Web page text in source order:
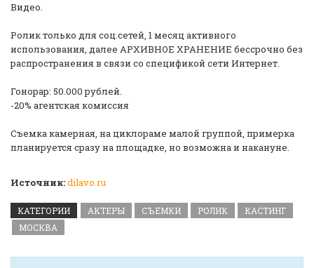
Видео.
Ролик только для соц.сетей, 1 месяц активного
использования, далее АРХИВНОЕ ХРАНЕНИЕ бессрочно без
распространения в связи со спецификой сети Интернет.
Гонорар: 50.000 рублей.
-20% агентская комиссия
Съемка камерная, на циклораме малой группой, примерка
планируется сразу на площадке, но возможна и накануне.
Источник:dilavo.ru
КАТЕГОРИИ АКТЕРЫ СЪЕМКИ РОЛИК
КАСТИНГ
МОСКВА